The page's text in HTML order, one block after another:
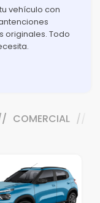
vehículo con
originales. Todo
/ COMERCIAL //